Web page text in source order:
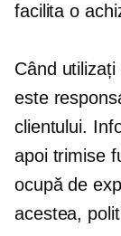
facilita o
Când utilizați
este
clientului.
apoi trimise
ocupă de
acestea,